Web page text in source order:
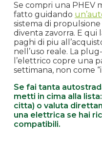
Se compri una PHEV
fatto guidando
sistema di
diventa zavorra. E qui
paghi di piu
nell’uso reale. La
l’elettrico copre una
settimana, non come
Se fai tanta
metti in cima alla
citta) o valuta
una elettrica se hai
compatibili.